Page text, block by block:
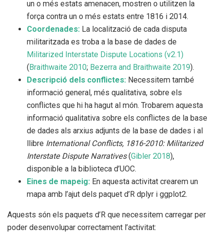
un o més estats amenacen, mostren o utilitzen la
força contra un o més estats entre 1816 i 2014.
Coordenades: La localització de cada disputa
militaritzada es troba a la base de dades de
Militarized Interstate Dispute Locations (v2.1)
( Braithwaite 2010; Bezerra and Braithwaite 2019).
Descripció dels conflictes: Necessitem també
informació general, més qualitativa, sobre els
conflictes que hi ha hagut al món. Trobarem aquesta
informació qualitativa sobre els conflictes de la base
de dades als arxius adjunts de la base de dades i al
llibre International Conflicts, 1816-2010: Militarized
Interstate Dispute Narratives (Gibler 2018),
disponible a la biblioteca d’UOC.
Eines de mapeig: En aquesta activitat crearem un
mapa amb l’ajut dels paquet d’R dplyr i ggplot2.
Aquests són els paquets d’R que necessitem carregar per
poder desenvolupar correctament l’activitat: